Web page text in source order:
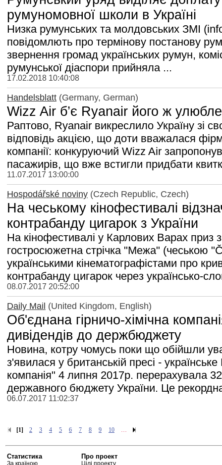
румуномовної школи в Україні
Низка румунських та молдовських ЗМІ
повідомлють про термінову постанову
звернення громад українських румун,
румунської діаспори прийняла ...
17.02.2018 10:40:08
Handelsblatt (Germany, German)
Wizz Air б’є Ryanair його ж
Раптово, Ryanair викреслило Україну зі
відповідь акцією, що доти вважалася
компанії: конкуруючий Wizz Air
пасажирів, що вже встигли придбати
11.07.2017 13:00:00
Hospodářské noviny (Czech Republic, Czech)
На чеському кінофестивалі
контрабанду цигарок з України
На кінофестивалі у Карлових Варах приз
гостросюжетна стрічка "Межа" (чеською
українськими кінематографістами про
контрабанду цигарок через українсько-
08.07.2017 20:52:00
Daily Mail (United Kingdom, English)
Об'єднана гірничо-хімічна
дивідендів до держбюджету
Новина, котру чомусь поки що обійшли
з'явилася у британській пресі -
компанія" 4 липня 2017р. перерахувала
державного бюджету України. Це
06.07.2017 11:02:37
[1] 2 3 4 5 6 7 8 9 10
Статистика
За країною
Про проект
Цілі проекту